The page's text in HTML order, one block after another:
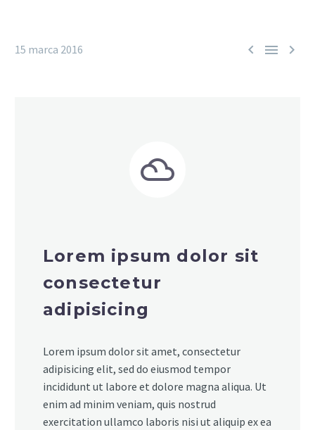
  
15 marca 2016


Lorem ipsum dolor sit
consectetur
adipisicing
Lorem ipsum dolor sit amet, consectetur
adipisicing elit, sed do eiusmod tempor
incididunt ut labore et dolore magna aliqua. Ut
enim ad minim veniam, quis nostrud
exercitation ullamco laboris nisi ut aliquip ex ea